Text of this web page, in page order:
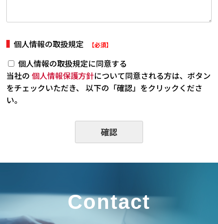
個人情報の取扱規定 【必須】
個人情報の取扱規定に同意する
当社の個人情報保護方針について同意される方は、ボタン
をチェックいただき、 以下の「確認」をクリックくださ
い。
Contact